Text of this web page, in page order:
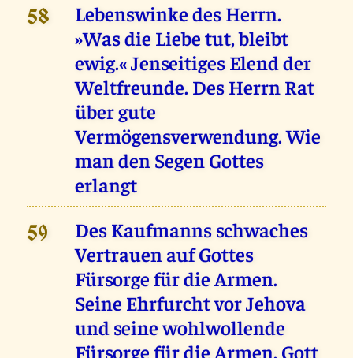
58
Lebenswinke des Herrn.
»Was die Liebe tut, bleibt
ewig.« Jenseitiges Elend der
Weltfreunde. Des Herrn Rat
über gute
Vermögensverwendung. Wie
man den Segen Gottes
erlangt
59
Des Kaufmanns schwaches
Vertrauen auf Gottes
Fürsorge für die Armen.
Seine Ehrfurcht vor Jehova
und seine wohlwollende
Fürsorge für die Armen. Gott